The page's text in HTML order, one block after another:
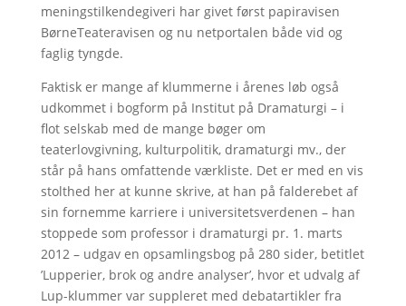
meningstilkendegiveri har givet først papiravisen
BørneTeateravisen og nu netportalen både vid og
faglig tyngde.
Faktisk er mange af klummerne i årenes løb også
udkommet i bogform på Institut på Dramaturgi – i
flot selskab med de mange bøger om
teaterlovgivning, kulturpolitik, dramaturgi mv., der
står på hans omfattende værkliste. Det er med en vis
stolthed her at kunne skrive, at han på falderebet af
sin fornemme karriere i universitetsverdenen – han
stoppede som professor i dramaturgi pr. 1. marts
2012 – udgav en opsamlingsbog på 280 sider, betitlet
’Lupperier, brok og andre analyser’, hvor et udvalg af
Lup-klummer var suppleret med debatartikler fra